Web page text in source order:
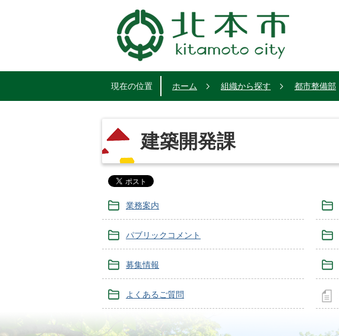
現在の位置 ホーム 組織から探す 都市整備部
建築開発課
業務案内
パブリックコメント
募集情報
よくあるご質問